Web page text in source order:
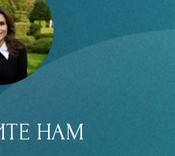
НАМ